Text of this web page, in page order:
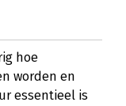
hoe
worden en
essentieel is